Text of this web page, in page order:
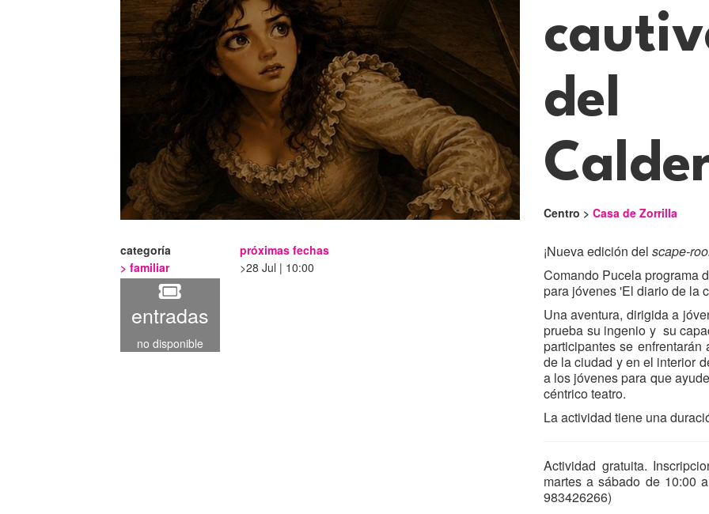
del
Centro > Casa de Zorrilla
categoría
>familiar
entradas
no disponible
próximas fechas
28 Jul | 10:00
¡Nueva edición del scape-
Comando Pucela programa
para jóvenes 'El diario de la
Una aventura, dirigida a
prueba su ingenio y su
participantes se
de la ciudad y en el interior
a los jóvenes para que
céntrico teatro.
La actividad tiene una
Actividad gratuita.
martes a sábado de 10:00
983426266)